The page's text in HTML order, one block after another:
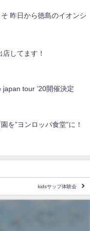
昨日から徳島のイオンシ
してます！
japan tour ’20開催決定︎
を”ヨンロッパ食堂”に！
kidsサップ体験会